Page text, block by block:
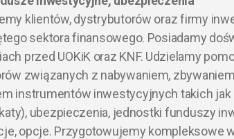
klientów, dystrybutorów oraz firmy
sektora finansowego. Posiadamy
przed UOKiK oraz KNF. Udzielamy
związanych z nabywaniem,
instrumentów inwestycyjnych takich jak
ubezpieczenia, jednostki funduszy
opcje. Przygotowujemy kompleksowe